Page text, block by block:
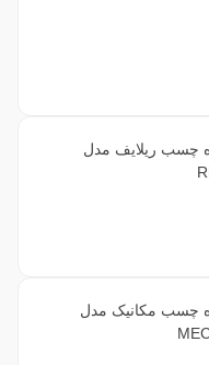
چسب ریلایف مدل
چسب مکانیک مدل